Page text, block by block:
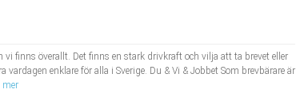
vi finns överallt. Det finns en stark drivkraft och vilja att ta brevet eller
enklare för alla i Sverige. Du & Vi & Jobbet Som brevbärare är
mer